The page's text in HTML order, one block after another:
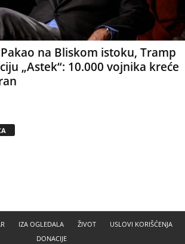
na Bliskom istoku, Tramp
„Astek“: 10.000 vojnika kreće
IZA OGLEDALA ŽIVOT
USLOVI KORIŠĆENJA
DONACIJE